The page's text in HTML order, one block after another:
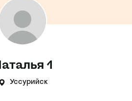
1
Уссурийск